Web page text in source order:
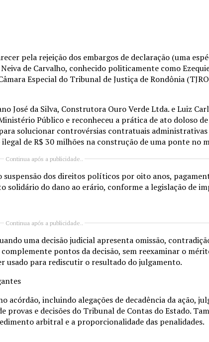
pela rejeição dos embargos de declaração (uma
de Carvalho, conhecido politicamente como
Especial do Tribunal de Justiça de Rondônia
José da Silva, Construtora Ouro Verde Ltda. e Luiz
Público e reconheceu a prática de ato doloso
solucionar controvérsias contratuais administrativas
de R$ 30 milhões na construção de uma ponte no
Continua após a publicidade..
suspensão dos direitos políticos por oito anos,
do dano ao erário, conforme a legislação de
Continua após a publicidade..
uma decisão judicial apresenta omissão,
pontos da decisão, sem reexaminar o
usado para rediscutir o resultado do julgamento.
acórdão, incluindo alegações de decadência da ação,
provas e decisões do Tribunal de Contas do Estado.
arbitral e a proporcionalidade das penalidades.